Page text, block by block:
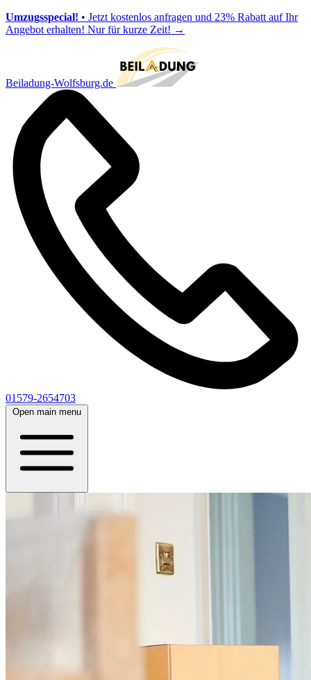
Umzugsspecial! • Jetzt kostenlos anfragen und 23% Rabatt auf Ihr
Angebot erhalten! Nur für kurze Zeit! →
Beiladung-Wolfsburg.de
01579-2654703
Open main menu